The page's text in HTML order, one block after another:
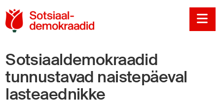
Sotsiaaldemokraadid
tunnustavad naistepäeval
lasteaednikke